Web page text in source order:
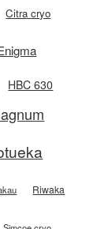
Citra cryo
HBC 630
Riwaka